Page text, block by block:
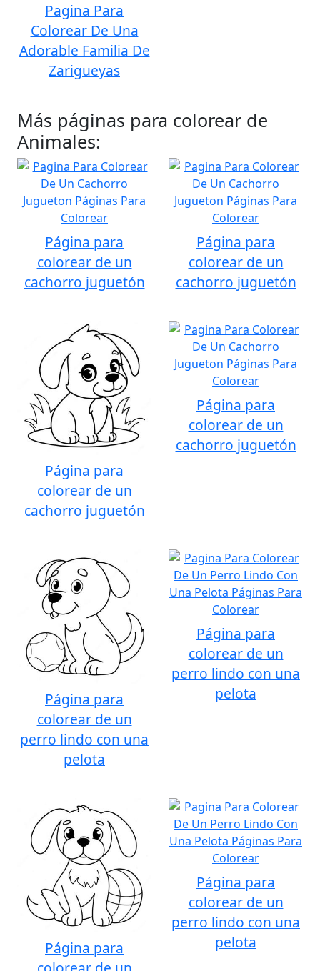
Pagina Para
Colorear De Una
Adorable Familia De
Zarigueyas
Más páginas para colorear de
Animales:
Página para
colorear de un
cachorro juguetón
Página para
colorear de un
cachorro juguetón
Página para
colorear de un
cachorro juguetón
Página para
colorear de un
cachorro juguetón
Página para
colorear de un
perro lindo con una
pelota
Página para
colorear de un
perro lindo con una
pelota
Página para
Página para
colorear de un
perro lindo con una
pelota